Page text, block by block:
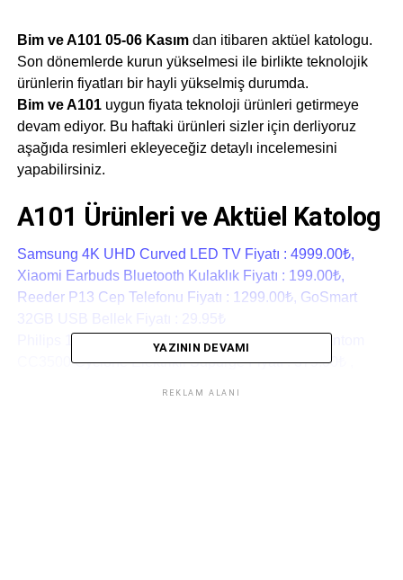
Bim ve A101 05-06 Kasım dan itibaren aktüel katologu.
Son dönemlerde kurun yükselmesi ile birlikte teknolojik
ürünlerin fiyatları bir hayli yükselmiş durumda.
Bim ve A101 uygun fiyata teknoloji ürünleri getirmeye
devam ediyor. Bu haftaki ürünleri sizler için derliyoruz
aşağıda resimleri ekleyeceğiz detaylı incelemesini
yapabilirsiniz.
A101 Ürünleri ve Aktüel Katolog
Samsung 4K UHD Curved LED TV Fiyatı : 4999.00₺,
Xiaomi Earbuds Bluetooth Kulaklık Fiyatı : 199.00₺,
Reeder P13 Cep Telefonu Fiyatı : 1299.00₺, GoSmart
Philips 10000 mAh Powerbank Fiyatı : 79.95₺ Fantom
CC3500 Cyclone Elektrikli Süpürge Fiyatı : 379.00₺ ,
YAZININ DEVAMI
REKLAM ALANI